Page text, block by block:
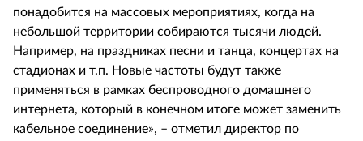
понадобится на массовых мероприятиях, когда на
небольшой территории собираются тысячи людей.
Например, на праздниках песни и танца, концертах на
стадионах и т.п. Новые частоты будут также
применяться в рамках беспроводного домашнего
интернета, который в конечном итоге может заменить
кабельное соединение», – отметил директор по